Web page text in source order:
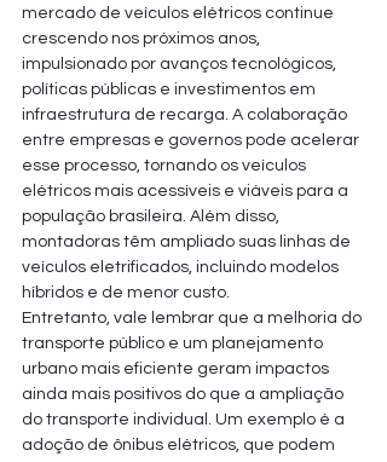
mercado de veículos elétricos continue
crescendo nos próximos anos,
impulsionado por avanços tecnológicos,
políticas públicas e investimentos em
infraestrutura de recarga. A colaboração
entre empresas e governos pode acelerar
esse processo, tornando os veículos
elétricos mais acessíveis e viáveis para a
população brasileira. Além disso,
montadoras têm ampliado suas linhas de
veículos eletrificados, incluindo modelos
híbridos e de menor custo.
Entretanto, vale lembrar que a melhoria do
transporte público e um planejamento
urbano mais eficiente geram impactos
ainda mais positivos do que a ampliação
do transporte individual. Um exemplo é a
adoção de ônibus elétricos, que podem